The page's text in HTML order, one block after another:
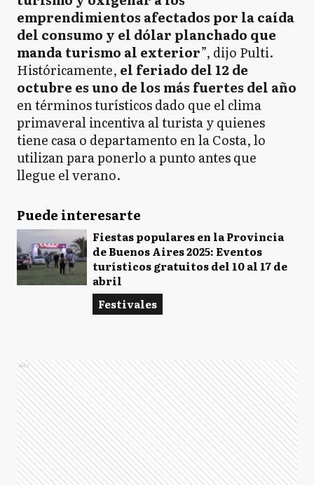
emprendimientos afectados por la caída
del consumo y el dólar planchado que
manda turismo al exterior”, dijo Pulti.
Históricamente, el feriado del 12 de
octubre es uno de los más fuertes del año
en términos turísticos dado que el clima
primaveral incentiva al turista y quienes
tiene casa o departamento en la Costa, lo
utilizan para ponerlo a punto antes que
llegue el verano.
Puede interesarte
Fiestas populares en la Provincia
de Buenos Aires 2025: Eventos
turísticos gratuitos del 10 al 17 de
abril
Festivales
Ads